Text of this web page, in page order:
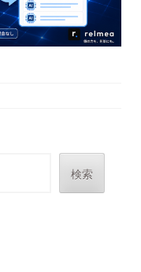
検索